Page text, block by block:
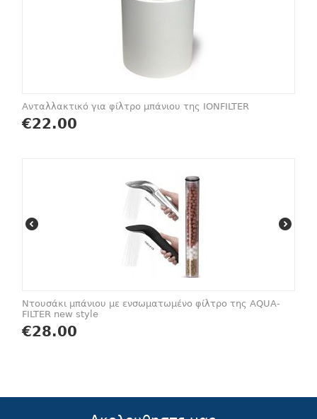
Aνταλλακτικό για φίλτρο μπάνιου της IONFILTER
€22.00
Ντουσάκι μπάνιου με ενσωματωμένο φίλτρο της AQUA-
FILTER new style
€28.00